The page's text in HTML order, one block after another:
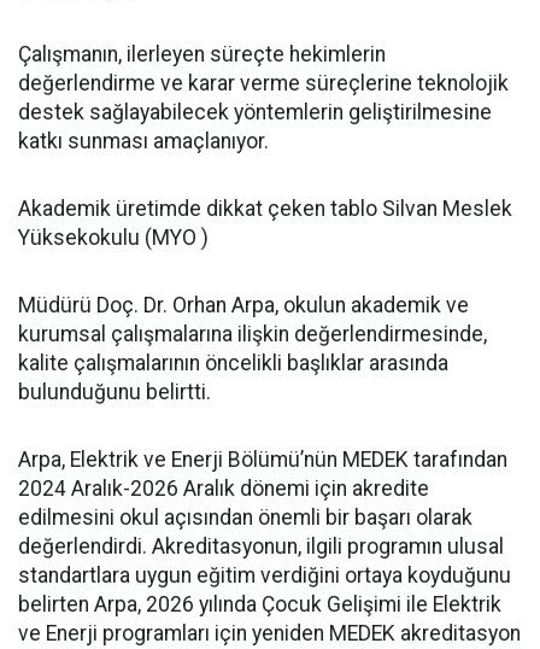
Çalışmanın, ilerleyen süreçte hekimlerin
değerlendirme ve karar verme süreçlerine teknolojik
destek sağlayabilecek yöntemlerin geliştirilmesine
katkı sunması amaçlanıyor.
Akademik üretimde dikkat çeken tablo Silvan Meslek
Yüksekokulu (MYO )
Müdürü Doç. Dr. Orhan Arpa, okulun akademik ve
kurumsal çalışmalarına ilişkin değerlendirmesinde,
kalite çalışmalarının öncelikli başlıklar arasında
bulunduğunu belirtti.
Arpa, Elektrik ve Enerji Bölümü’nün MEDEK tarafından
2024 Aralık-2026 Aralık dönemi için akredite
edilmesini okul açısından önemli bir başarı olarak
değerlendirdi. Akreditasyonun, ilgili programın ulusal
standartlara uygun eğitim verdiğini ortaya koyduğunu
belirten Arpa, 2026 yılında Çocuk Gelişimi ile Elektrik
ve Enerji programları için yeniden MEDEK akreditasyon